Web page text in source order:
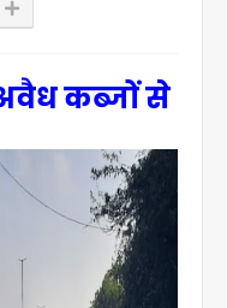
कब्जों से